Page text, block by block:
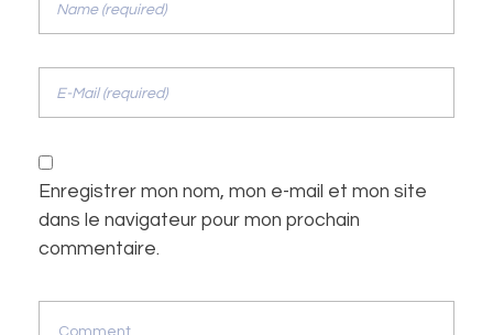
Enregistrer mon nom, mon e-mail et mon site
dans le navigateur pour mon prochain
commentaire.